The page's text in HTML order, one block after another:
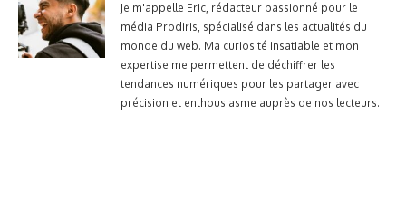
Je m'appelle Eric, rédacteur passionné pour le
média Prodiris, spécialisé dans les actualités du
monde du web. Ma curiosité insatiable et mon
expertise me permettent de déchiffrer les
tendances numériques pour les partager avec
précision et enthousiasme auprès de nos lecteurs.